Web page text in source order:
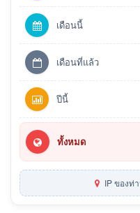
เดือนนี้
เดือนที่แล้ว
ปีนี้
ทั้งหมด
IP ของท่